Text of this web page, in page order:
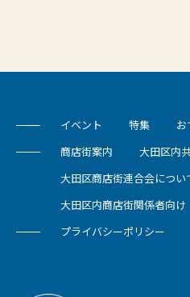
イベント 特集 お
商店街案内 大田区内
大田区商店街連合会につい
大田区内商店街関係者向け
プライバシーポリシー